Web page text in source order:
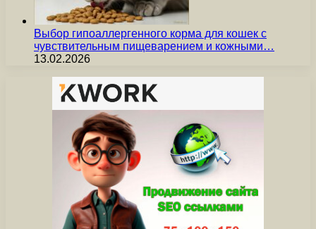
Выбор гипоаллергенного корма для кошек с
чувствительным пищеварением и кожными…
13.02.2026